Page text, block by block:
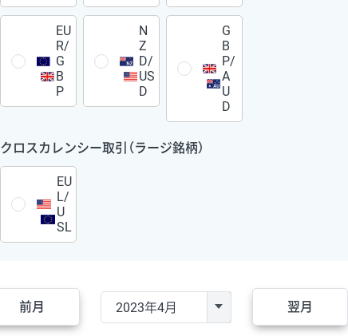
EU
R/
G
B
P
N
Z
D/
US
D
G
B
P/
A
U
D
クロスカレンシー取引（ラージ銘柄）
EU
L/
U
SL
前月 翌月